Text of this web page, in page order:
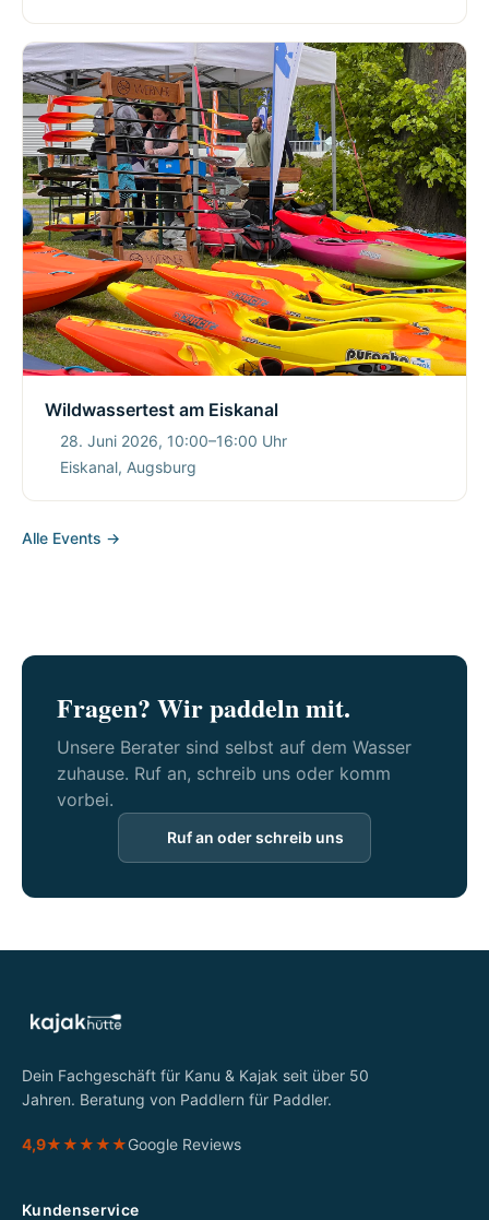
Wildwassertest am Eiskanal
28. Juni 2026, 10:00–16:00 Uhr
Eiskanal, Augsburg
Alle Events →
Fragen? Wir paddeln mit.
Unsere Berater sind selbst auf dem Wasser
zuhause. Ruf an, schreib uns oder komm
vorbei.
Ruf an oder schreib uns
Dein Fachgeschäft für Kanu & Kajak seit über 50
Jahren. Beratung von Paddlern für Paddler.
4,9★★★★★Google Reviews
Kundenservice